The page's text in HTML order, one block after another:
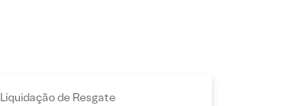
Liquidação de Resgate